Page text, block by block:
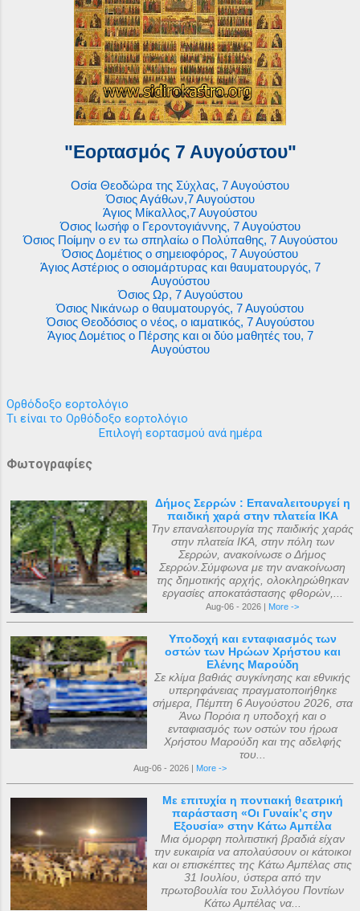
"Εορτασμός 7 Αυγούστου"
Οσία Θεοδώρα της Σύχλας, 7 Αυγούστου
Όσιος Αγάθων,7 Αυγούστου
Άγιος Μίκαλλος,7 Αυγούστου
Όσιος Ιωσήφ ο Γεροντογιάννης, 7 Αυγούστου
Όσιος Ποίμην ο εν τω σπηλαίω ο Πολύπαθης, 7 Αυγούστου
Όσιος Δομέτιος ο σημειοφόρος, 7 Αυγούστου
Άγιος Αστέριος ο οσιομάρτυρας και θαυματουργός, 7
Αυγούστου
Όσιος Ωρ, 7 Αυγούστου
Όσιος Νικάνωρ ο θαυματουργός, 7 Αυγούστου
Όσιος Θεοδόσιος ο νέος, ο ιαματικός, 7 Αυγούστου
Άγιος Δομέτιος ο Πέρσης και οι δύο μαθητές του, 7
Αυγούστου
Ορθόδοξο εορτολόγιο
Τι είναι το Ορθόδοξο εορτολόγιο
Επιλογή εορτασμού ανά ημέρα
Φωτογραφίες
Δήμος Σερρών : Επαναλειτουργεί η
παιδική χαρά στην πλατεία ΙΚΑ
Την επαναλειτουργία της παιδικής χαράς
στην πλατεία ΙΚΑ, στην πόλη των
Σερρών, ανακοίνωσε ο Δήμος
Σερρών.Σύμφωνα με την ανακοίνωση
της δημοτικής αρχής, ολοκληρώθηκαν
εργασίες αποκατάστασης φθορών,...
Aug-06 - 2026 | More ->
Υποδοχή και ενταφιασμός των
οστών των Ηρώων Χρήστου και
Ελένης Μαρούδη
Σε κλίμα βαθιάς συγκίνησης και εθνικής
υπερηφάνειας πραγματοποιήθηκε
σήμερα, Πέμπτη 6 Αυγούστου 2026, στα
Άνω Πορόια η υποδοχή και ο
ενταφιασμός των οστών του ήρωα
Χρήστου Μαρούδη και της αδελφής
του...
Aug-06 - 2026 | More ->
Με επιτυχία η ποντιακή θεατρική
παράσταση «Οι Γυναίκ’ς σην
Εξουσία» στην Κάτω Αμπέλα
Μια όμορφη πολιτιστική βραδιά είχαν
την ευκαιρία να απολαύσουν οι κάτοικοι
και οι επισκέπτες της Κάτω Αμπέλας στις
31 Ιουλίου, ύστερα από την
πρωτοβουλία του Συλλόγου Ποντίων
Κάτω Αμπέλας να...